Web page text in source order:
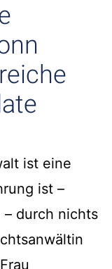
ist eine
ist –
durch nichts